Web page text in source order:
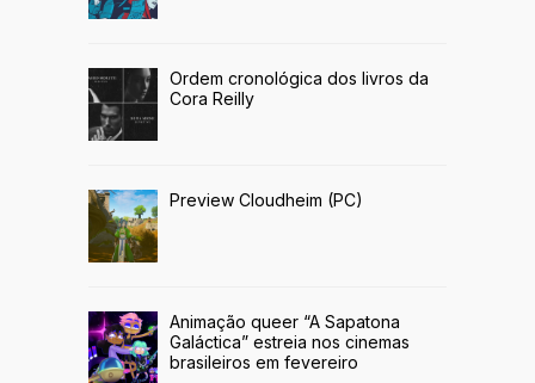
Ordem cronológica dos livros da
Cora Reilly
Preview Cloudheim (PC)
Animação queer “A Sapatona
Galáctica” estreia nos cinemas
brasileiros em fevereiro